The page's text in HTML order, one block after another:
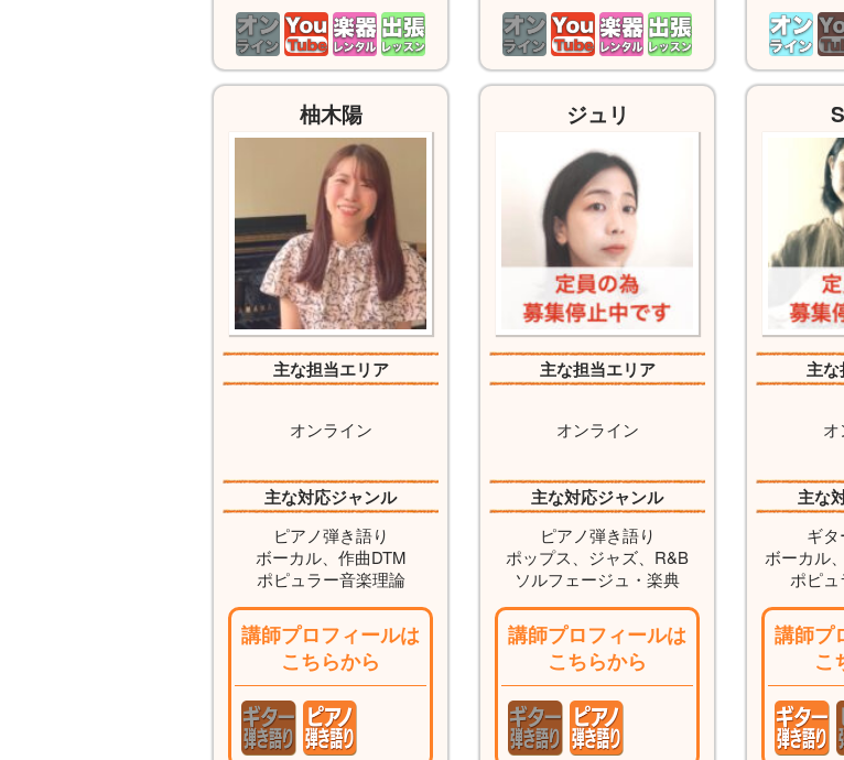
柚木陽
主な担当エリア
オンライン
主な対応ジャンル
ピアノ弾き語り
ボーカル、作曲DTM
ポピュラー音楽理論
講師プロフィールは
こちらから
ジュリ
主な担当エリア
オンライン
主な対応ジャンル
ピアノ弾き語り
ポップス、ジャズ、R&B
ソルフェージュ・楽典
講師プロフィールは
こちらから
主
主な
ギタ
ボーカル
ポピ
講師プ
こ